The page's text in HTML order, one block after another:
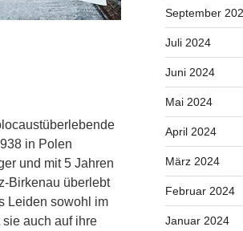
in Polen
und mit 5 Jahren
Birkenau überlebt
Leiden sowohl im
auch auf ihre
September
Juli 2024
Juni 2024
Mai 2024
April 2024
März 2024
Februar 2024
Januar 2024